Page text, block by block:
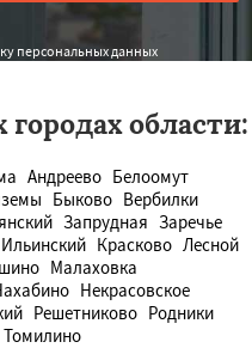
персональных данных
области:
Андреево Белоомут
Быково Вербилки
Запрудная Заречье
Ильинский Красково Лесной
Малаховка
Некрасовское
Решетниково Родники
Томилино